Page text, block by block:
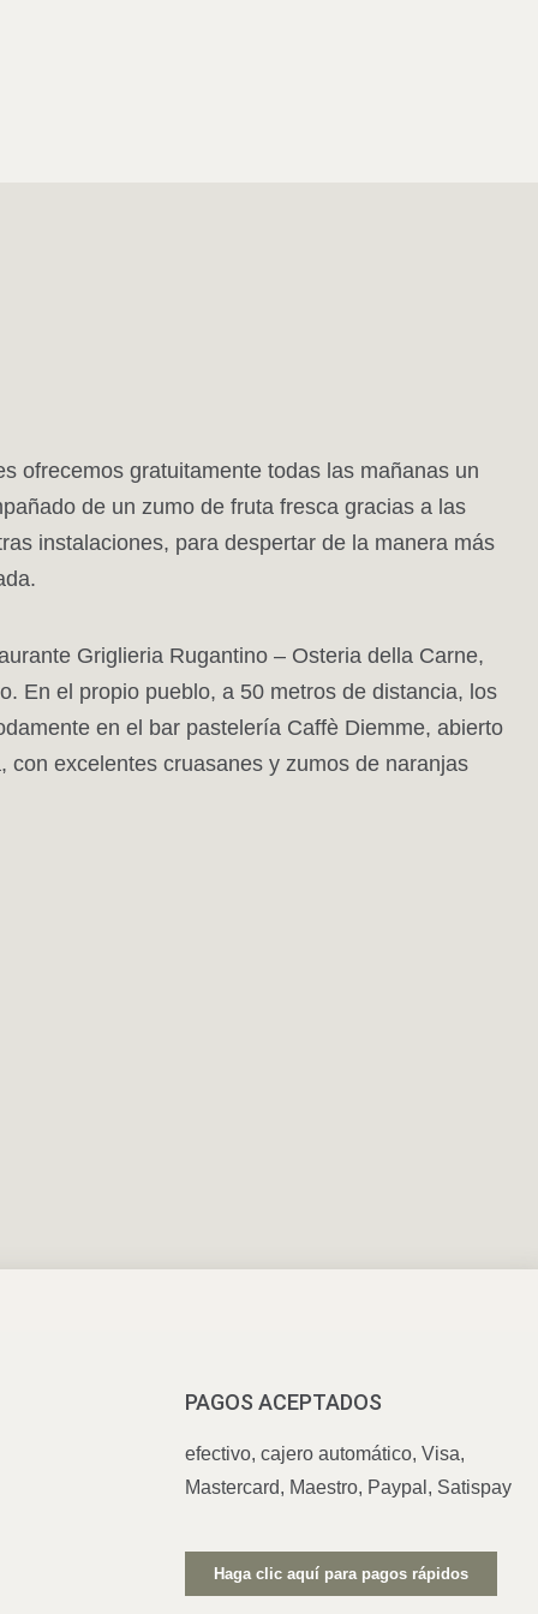
ofrecemos gratuitamente todas las mañanas un
de un zumo de fruta fresca gracias a las
instalaciones, para despertar de la manera más
Griglieria Rugantino – Osteria della Carne,
En el propio pueblo, a 50 metros de distancia, los
en el bar pastelería Caffè Diemme, abierto
con excelentes cruasanes y zumos de naranjas
PAGOS ACEPTADOS
efectivo, cajero automático, Visa,
Mastercard, Maestro, Paypal, Satispay
Haga clic aquí para pagos rápidos